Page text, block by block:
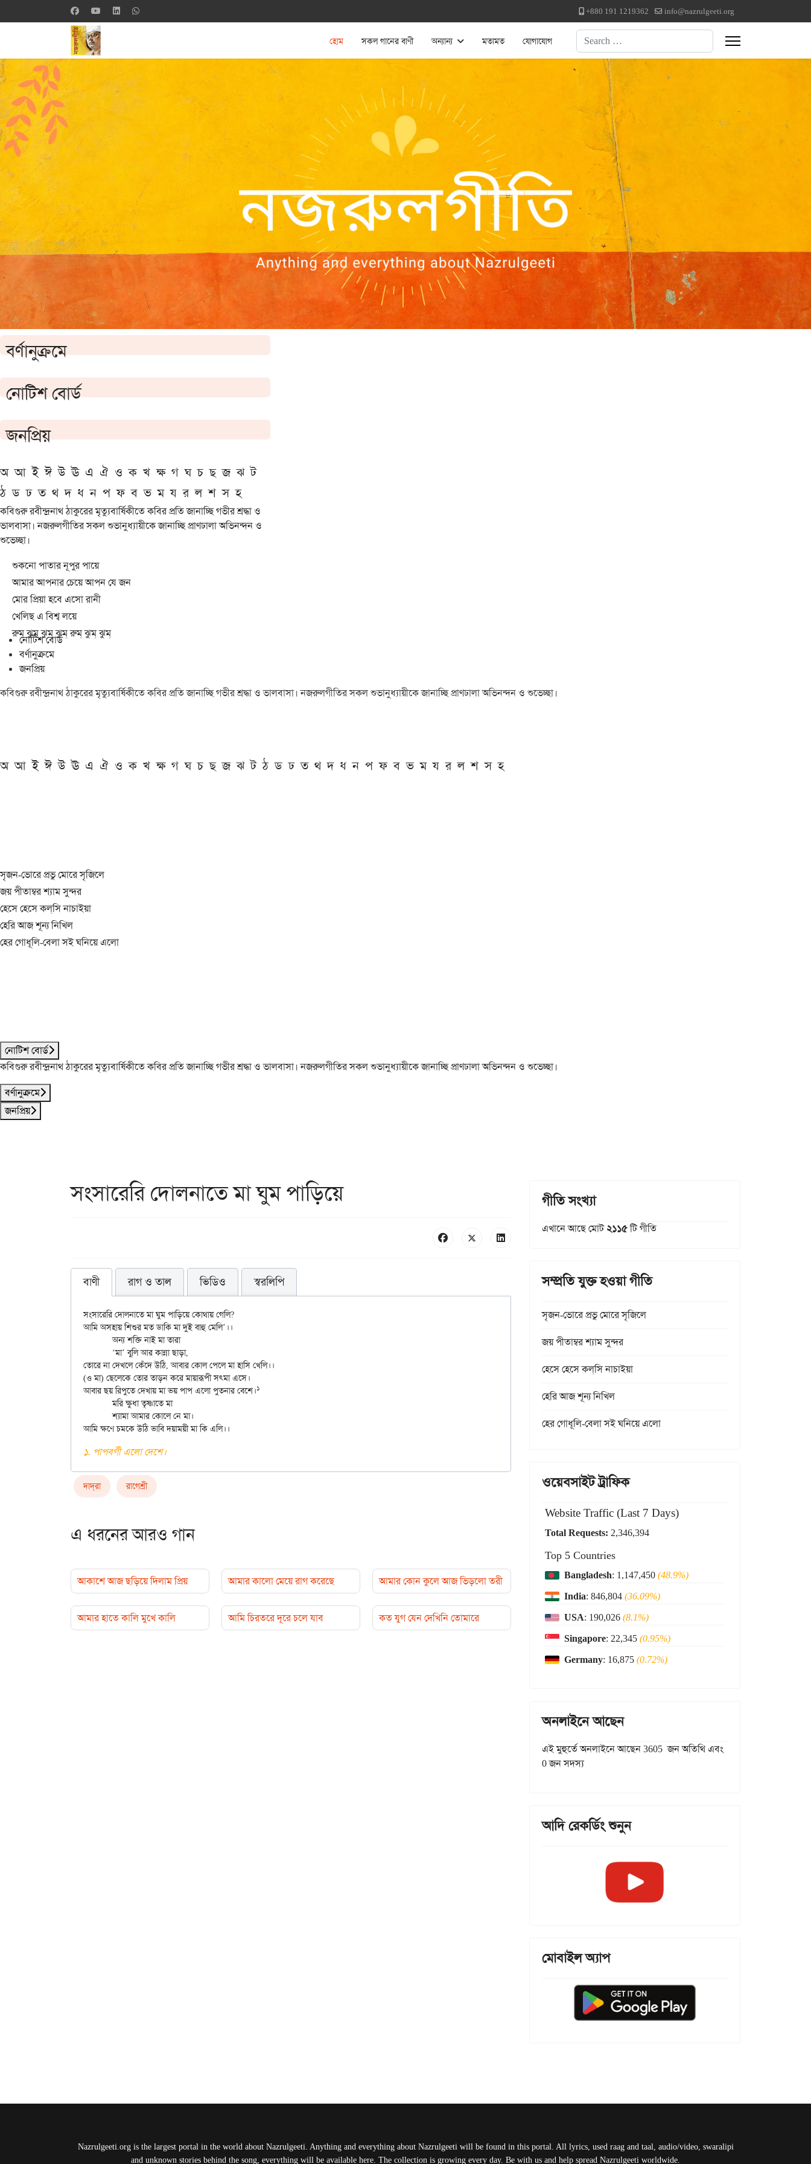
+880 191 1219362 info@nazrulgeeti.org
হোম সকল গানের বাণী অন্যান্য মতামত যোগাযোগ Search
বর্ণানুক্রমে
নোটিশ বোর্ড
জনপ্রিয়
অ আ ই ঈ উ ঊ এ ঐ ও ক খ ক্ষ গ ঘ চ ছ জ ঝ ট
ঠ ড ঢ ত থ দ ধ ন প ফ ব ভ ম য র ল শ স হ
কবিগুরু রবীন্দ্রনাথ ঠাকুরের মৃত্যুবার্ষিকীতে কবির প্রতি জানাচ্ছি গভীর শ্রদ্ধা ও
ভালবাসা। নজরুলগীতির সকল শুভানুধ্যায়ীকে জানাচ্ছি প্রাণঢালা অভিনন্দন ও
শুভেচ্ছা।
শুকনো পাতার নূপুর পায়ে
আমার আপনার চেয়ে আপন যে জন
মোর প্রিয়া হবে এসো রানী
খেলিছ এ বিশ্ব লয়ে
রুম্ ঝুম্ ঝুম্ ঝুম্ রুম্ ঝুম্ ঝুম্
নোটিশ বোর্ড
বর্ণানুক্রমে
জনপ্রিয়
কবিগুরু রবীন্দ্রনাথ ঠাকুরের মৃত্যুবার্ষিকীতে কবির প্রতি জানাচ্ছি গভীর শ্রদ্ধা ও ভালবাসা। নজরুলগীতির সকল শুভানুধ্যায়ীকে জানাচ্ছি প্রাণঢালা অভিনন্দন ও শুভেচ্ছা।
অ আ ই ঈ উ ঊ এ ঐ ও ক খ ক্ষ গ ঘ চ ছ জ ঝ ট ঠ ড ঢ ত থ দ ধ ন প ফ ব ভ ম য র ল শ স হ
সৃজন-ভোরে প্রভু মোরে সৃজিলে
জয় পীতাম্বর শ্যাম সুন্দর
হেসে হেসে কল্‌সি নাচাইয়া
হেরি আজ শূন্য নিখিল
হের গোধূলি-বেলা সই ঘনিয়ে এলো
নোটিশ বোর্ড
কবিগুরু রবীন্দ্রনাথ ঠাকুরের মৃত্যুবার্ষিকীতে কবির প্রতি জানাচ্ছি গভীর শ্রদ্ধা ও ভালবাসা। নজরুলগীতির সকল শুভানুধ্যায়ীকে জানাচ্ছি প্রাণঢালা অভিনন্দন ও শুভেচ্ছা।
বর্ণানুক্রমে
জনপ্রিয়
সংসারেরি দোলনাতে মা ঘুম পাড়িয়ে
বাণী রাগ ও তাল ভিডিও স্বরলিপি
সংসারেরি দোলনাতে মা ঘুম পাড়িয়ে কোথায় গেলি?
আমি অসহায় শিশুর মত ডাকি মা দুই বাহু মেলি’।।
	অন্য শক্তি নাই মা তারা
তোরে না দেখলে কেঁদে উঠি, আবার কোল পেলে মা হাসি খেলি।।
(ও মা) ছেলেকে তোর তাড়ন করে মায়ারূপী সৎমা এসে।
আবার ছয় রিপুতে দেখায় মা ভয় পাপ এলো পুতনার বেশে।১
	মরি ক্ষুধা তৃষ্ণাতে মা
	শ্যামা আমার কোলে নে মা।
১. পাপবর্গী এলো দেশে।
দাদ্‌রা রাগেশ্রী
এ ধরনের আরও গান
আকাশে আজ ছড়িয়ে দিলাম প্রিয় আমার কালো মেয়ে রাগ করেছে আমার কোন কুলে আজ ভিড়লো তরী
আমার হাতে কালি মুখে কালি আমি চিরতরে দূরে চলে যাব কত যুগ যেন দেখিনি তোমারে
গীতি সংখ্যা
এখানে আছে মোট২১১৫টি গীতি
সম্প্রতি যুক্ত হওয়া গীতি
সৃজন-ভোরে প্রভু মোরে সৃজিলে
জয় পীতাম্বর শ্যাম সুন্দর
হেসে হেসে কল্‌সি নাচাইয়া
হেরি আজ শূন্য নিখিল
হের গোধূলি-বেলা সই ঘনিয়ে এলো
ওয়েবসাইট ট্রাফিক
Website Traffic (Last 7 Days)
Total Requests: 2,346,394
Top 5 Countries
Bangladesh: 1,147,450(48.9%)
India: 846,804(36.09%)
USA: 190,026(8.1%)
Singapore: 22,345(0.95%)
Germany: 16,875(0.72%)
অনলাইনে আছেন
এই মুহুর্তে অনলাইনে আছেন 3605 জন অতিথি এবং
0 জন সদস্য
আদি রেকর্ডিং শুনুন
মোবাইল অ্যাপ
Nazrulgeeti.org is the largest portal in the world about Nazrulgeeti. Anything and everything about Nazrulgeeti will be found in this portal. All lyrics, used raag and taal, audio/video, swaralipi
and unknown stories behind the song, everything will be available here. The collection is growing every day. Be with us and help spread Nazrulgeeti worldwide.